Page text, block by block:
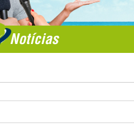
Notícias